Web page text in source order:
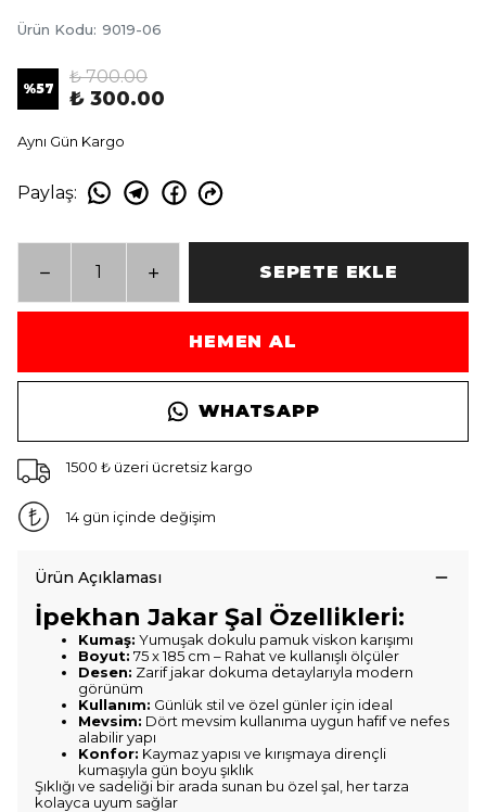
Ürün Kodu: 9019-06
%57
₺ 700.00
₺ 300.00
Aynı Gün Kargo
Paylaş:
SEPETE EKLE
HEMEN AL
WHATSAPP
1500 ₺ üzeri ücretsiz kargo
14 gün içinde değişim
Ürün Açıklaması
İpekhan Jakar Şal Özellikleri:
Kumaş: Yumuşak dokulu pamuk viskon karışımı
Boyut: 75 x 185 cm – Rahat ve kullanışlı ölçüler
Desen: Zarif jakar dokuma detaylarıyla modern
görünüm
Kullanım: Günlük stil ve özel günler için ideal
Mevsim: Dört mevsim kullanıma uygun hafif ve nefes
alabilir yapı
Konfor: Kaymaz yapısı ve kırışmaya dirençli
kumaşıyla gün boyu şıklık
Şıklığı ve sadeliği bir arada sunan bu özel şal, her tarza
kolayca uyum sağlar